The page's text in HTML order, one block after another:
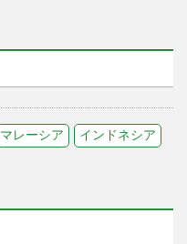
マレーシア インドネシア